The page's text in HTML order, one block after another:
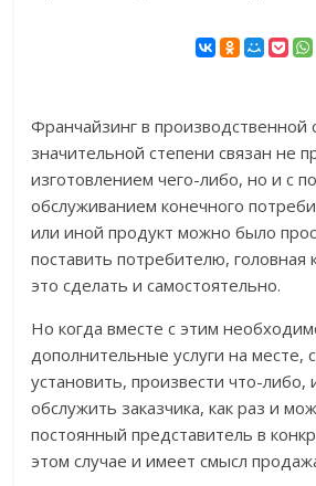
Франчайзинг в производственной
значительной степени связан не
изготовлением чего-либо, но и с
обслуживанием конечного
или иной продукт можно было
поставить потребителю, головная
это сделать и самостоятельно.
Но когда вместе с этим
дополнительные услуги на месте,
установить, произвести что-
обслужить заказчика, как раз и
постоянный представитель в
этом случае и имеет смысл